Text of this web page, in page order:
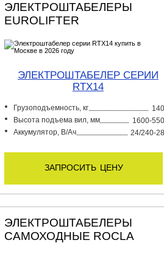
ЭЛЕКТРОШТАБЕЛЕРЫ
EUROLIFTER
ЭЛЕКТРОШТАБЕЛЕР СЕРИИ
RTX14
Грузоподъемность, кг
Высота подъема вил, мм
1600-
Аккумулятор, В/Ач
24/240-
запросить цену
ЭЛЕКТРОШТАБЕЛЕРЫ
САМОХОДНЫЕ ROCLA